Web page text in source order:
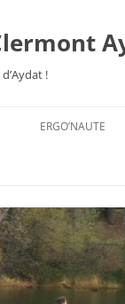
!
ADHÉSION
27
ERGO’NAUTE